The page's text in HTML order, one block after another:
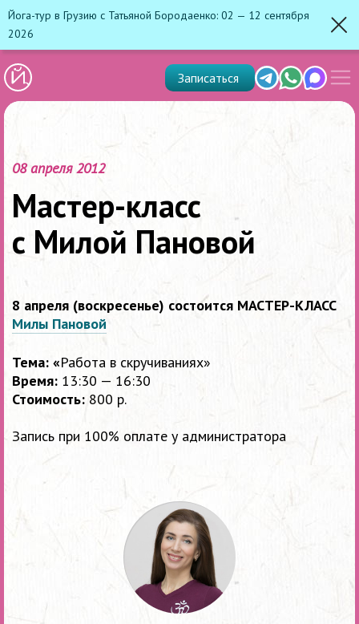
Йога-тур в Грузию с Татьяной Бородаенко: 02 — 12 сентября
2026
TelegramWhats'app
Max
Записаться
меню
08 апреля 2012
Мастер-класс
с Милой Пановой
8 апреля (воскресенье) состоится МАСТЕР-КЛАСС
Милы Пановой
Тема: «Работа в скручиваниях»
Время: 13:30 — 16:30
Стоимость: 800 р.
Запись при 100% оплате у администратора